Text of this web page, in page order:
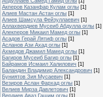
Акперов Казанфар Кулам оглы [1]
Алиев Мастан Астан оглы [1]
Алиев Шамсула Фейзуллаевич [1]
Аллахвердиев Мусеиб Абдулла оглы [1]
Алекперов Микаил Мамед оглы [1]
Асадов Герай Лятиф оглы [1]
Асланов Ази Ахад оглы [1]
Ахмедов Джамил Мамед оглы [1]
Багиров Мусеиб Багир оглы [1]
Байрамов Исмаил Халилович [1]
Баландин Владимир Александрович [1]
Буниятов Зия Мусаевич [1]
Везиров Аслан Фархад оглы [1]
Велиев Мирза Давлетович [1]
Вердиев Аваз Гашим оглы [1]